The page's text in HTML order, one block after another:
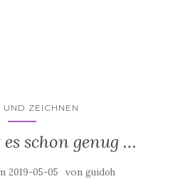
UND ZEICHNEN
schon genug …
2019-05-05 von guidoh